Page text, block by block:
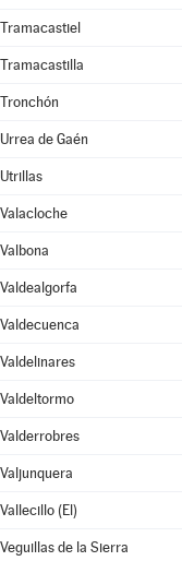
Tramacastiel
Tramacastilla
Tronchón
Urrea de Gaén
Utrillas
Valacloche
Valbona
Valdealgorfa
Valdecuenca
Valdelinares
Valdeltormo
Valderrobres
Valjunquera
Vallecillo (El)
Veguillas de la Sierra